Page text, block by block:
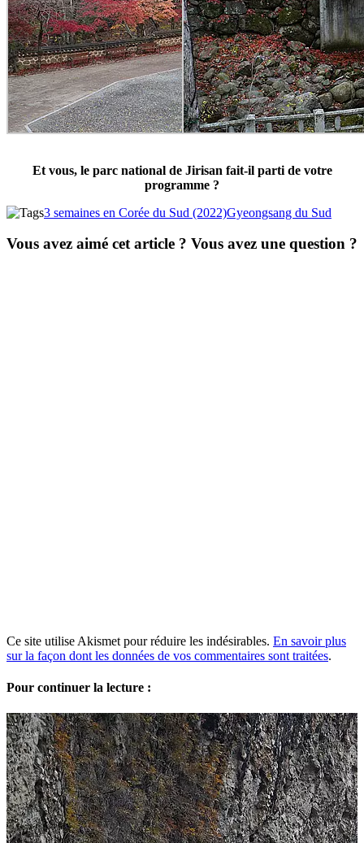
Et vous, le parc national de Jirisan fait-il parti de votre
programme ?
3 semaines en Corée du Sud (2022)Gyeongsang du Sud
Vous avez aimé cet article ? Vous avez une question ?
Ce site utilise Akismet pour réduire les indésirables. En savoir plus
sur la façon dont les données de vos commentaires sont traitées.
Pour continuer la lecture :